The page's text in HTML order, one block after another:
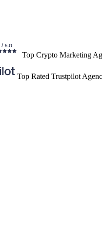
Top Crypto Marketing
Top Rated Trustpilot